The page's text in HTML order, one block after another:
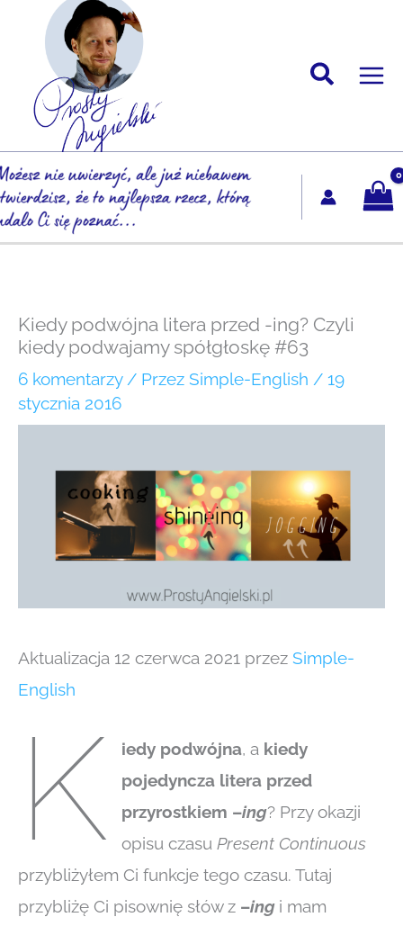
Przejdź
Kiedy podwójna litera przed -ing? Czyli
kiedy podwajamy spółgłoskę #63
6 komentarzy / Przez Simple-English / 19
stycznia 2016
Aktualizacja 12 czerwca 2021 przez Simple-
English
K iedy podwójna, a kiedy
pojedyncza litera przed
przyrostkiem –ing? Przy okazji
opisu czasu Present Continuous
przybliżyłem Ci funkcje tego czasu. Tutaj
przybliżę Ci pisownię słów z –ing i mam